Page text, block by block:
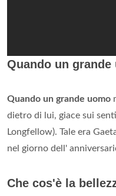
Quando un grande
Quando un grande uomo
dietro di lui, giace sui
Longfellow). Tale era
nel giorno dell'
Che cos'è la